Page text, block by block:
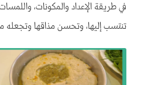
في طريقة الإعداد والمكونات، واللمسات
تنتسب إليها، وتحسن مذاقها وتجعله